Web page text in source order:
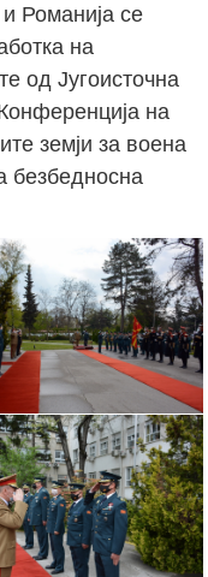
Романија се
на
од Југоисточна
на
земји за воена
безбедносна